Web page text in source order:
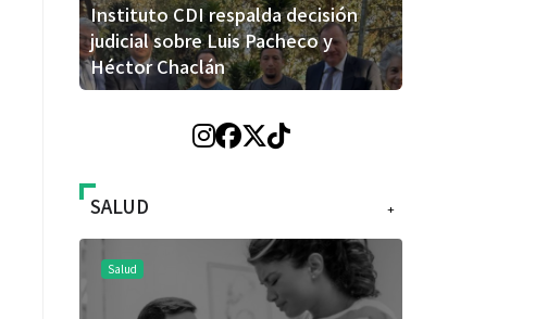
Instituto CDI respalda decisión
judicial sobre Luis Pacheco y
Héctor Chaclán
+
SALUD
Salud